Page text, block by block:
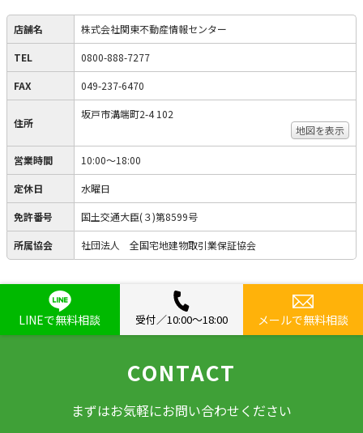
店舗名 株式会社関東不動産情報センター
TEL 0800-888-7277
FAX 049-237-6470
住所
坂戸市溝端町2-4 102
地図を表示
営業時間 10:00〜18:00
定休日 水曜日
免許番号 国土交通大臣(３)第8599号
所属協会 社団法人 全国宅地建物取引業保証協会
LINEで無料相談 受付／10:00〜18:00 メールで無料相談
CONTACT
まずはお気軽にお問い合わせください